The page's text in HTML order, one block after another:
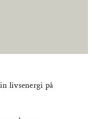
livsenergi på